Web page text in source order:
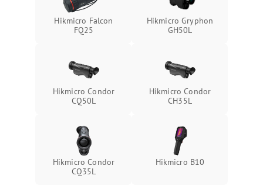
Hikmicro Falcon
FQ25
Hikmicro Gryphon
GH50L
Hikmicro Condor
CQ50L
Hikmicro Condor
CH35L
Hikmicro Condor
CQ35L
Hikmicro B10